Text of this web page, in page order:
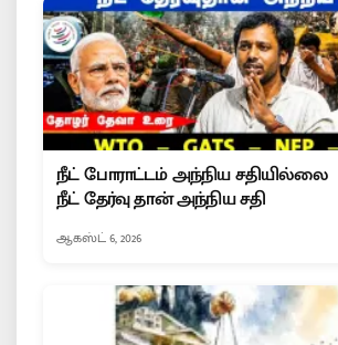
நீட் போராட்டம் அந்நிய சதியில்லை
நீட் தேர்வு தான் அந்நிய சதி
ஆகஸ்ட் 6, 2026